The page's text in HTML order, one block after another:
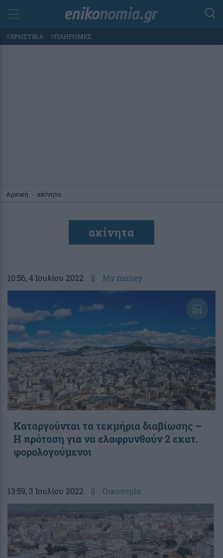
#ΧΡΗΣΤΙΚΑ #ΠΛΗΡΩΜΕΣ
Αρχική - ακίνητα
ακίνητα
10:56, 4 Ιουλίου 2022 || My money
Καταργούνται τα τεκμήρια διαβίωσης –
Η πρόταση για να ελαφρυνθούν 2 εκατ.
φορολογούμενοι
13:59, 3 Ιουλίου 2022 || Οικονομία